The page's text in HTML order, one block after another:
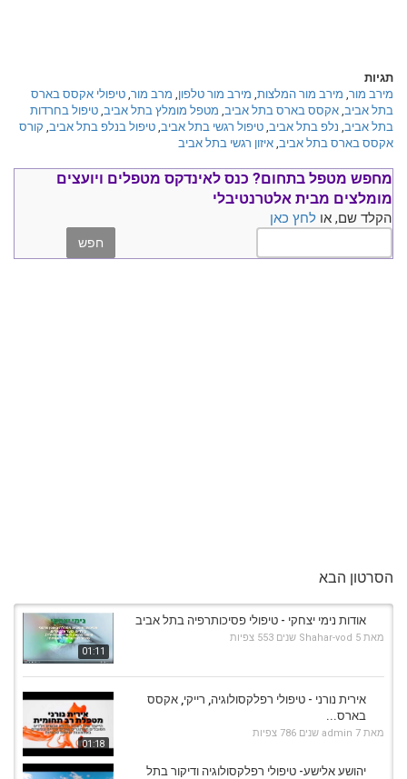
תגיות
מירב מור, מירב מור המלצות, מירב מור טלפון, מרב מור, טיפולי אקסס בארס
בתל אביב, אקסס בארס בתל אביב, מטפל מומלץ בתל אביב, טיפול בחרדות
בתל אביב, נלפ בתל אביב, טיפול רגשי בתל אביב, טיפול בנלפ בתל אביב, קורס
אקסס בארס בתל אביב, איזון רגשי בתל אביב
מחפש מטפל בתחום? כנס לאינדקס מטפלים ויועצים
מומלצים מבית אלטרנטיבלי
הקלד שם, או לחץ כאן
הסרטון הבא
01:11
אודות נימי יצחקי - טיפולי פסיכותרפיה בתל אביב
מאת Shahar-vod 5 שנים 553 צפיות
01:18
אירית נורני - טיפולי רפלקסולוגיה, רייקי, אקסס
בארס...
מאת admin 7 שנים 786 צפיות
יהושע אלישע- טיפולי רפלקסולוגיה ודיקור בתל